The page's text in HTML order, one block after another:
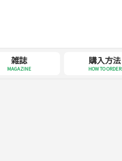
雑誌
MAGAZINE
購入方法
HOW TO ORDER